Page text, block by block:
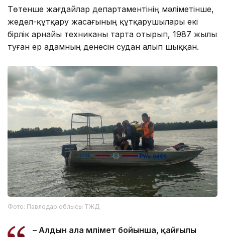
Төтенше жағдайлар департаментінің мәліметінше,
жедел-құтқару жасағының құтқарушылары екі
бірлік арнайы техниканы тарта отырып, 1987 жылы
туған ер адамның денесін судан алып шыққан.
Фото: Павлодар облысы ТЖД
– Алдын ала мәлімет бойынша, қайғылы